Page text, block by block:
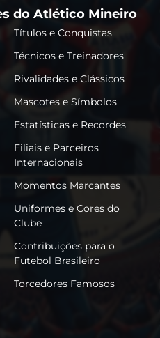
do Atlético Mineiro
Títulos e Conquistas
Técnicos e Treinadores
Rivalidades e Clássicos
Mascotes e Símbolos
Estatísticas e Recordes
Filiais e Parceiros
Internacionais
Momentos Marcantes
Uniformes e Cores do
Clube
Contribuições para o
Futebol Brasileiro
Torcedores Famosos